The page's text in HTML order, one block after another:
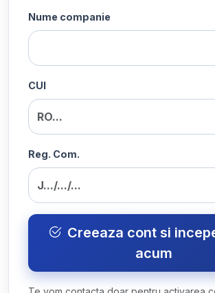
Nume companie
CUI
Reg. Com.
Creeaza cont si
acum